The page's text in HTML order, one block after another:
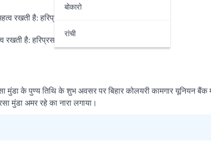
बोकारो
रांची
है: हरिप्रसाद पप्पू
मुंडा के पुण्य तिथि के शुभ अवसर पर बिहार कोलयरी कामगार यूनियन बैंक
मुंडा अमर रहे का नारा लगाया।